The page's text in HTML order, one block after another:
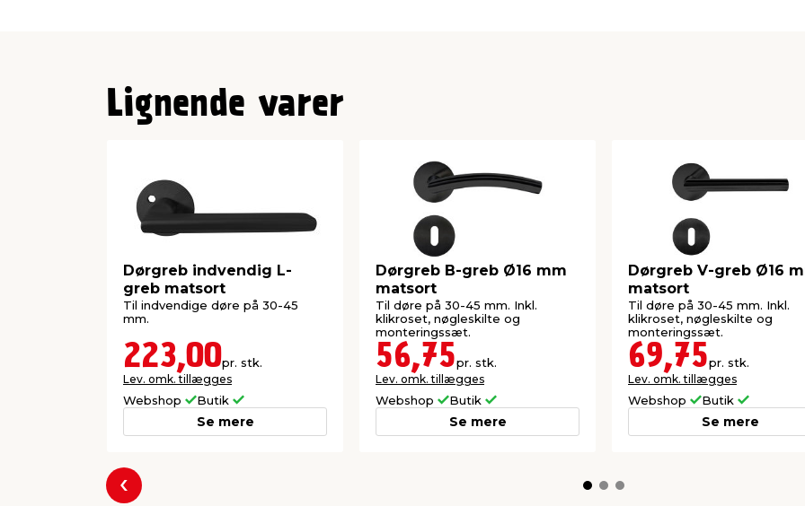
Lignende varer
Dørgreb indvendig L-
greb matsort
Til indvendige døre på 30-45
mm.
223,00pr. stk.
Lev. omk. tillægges
Webshop Butik
Se mere
Dørgreb B-greb Ø16 mm
matsort
Til døre på 30-45 mm. Inkl.
klikroset, nøgleskilte og
monteringssæt.
56,75pr. stk.
Lev. omk. tillægges
Webshop Butik
Se mere
Dørgreb V-greb Ø16
matsort
Til døre på 30-45 mm. Inkl.
klikroset, nøgleskilte og
monteringssæt.
69,75pr. stk.
Lev. omk. tillægges
Webshop Butik
Se mere
Forrige